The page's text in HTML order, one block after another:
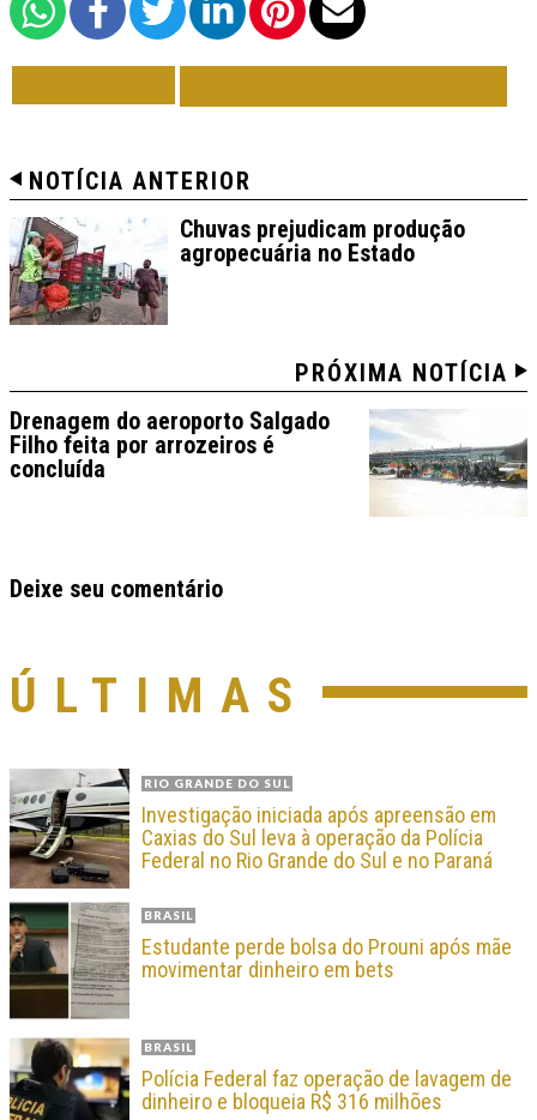
NOTÍCIA ANTERIOR
Chuvas prejudicam produção
agropecuária no Estado
PRÓXIMA NOTÍCIA
Drenagem do aeroporto Salgado
Filho feita por arrozeiros é
concluída
Deixe seu comentário
ÚLTIMAS
RIO GRANDE DO SUL
Investigação iniciada após apreensão em
Caxias do Sul leva à operação da Polícia
Federal no Rio Grande do Sul e no Paraná
BRASIL
Estudante perde bolsa do Prouni após mãe
movimentar dinheiro em bets
BRASIL
Polícia Federal faz operação de lavagem de
dinheiro e bloqueia R$ 316 milhões